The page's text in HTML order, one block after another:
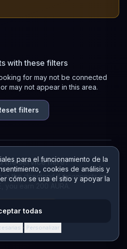
para el funcionamiento de la
cookies de análisis y
cómo se usa el sitio y apoyar la
todas
· Personalizar
with these filters
for may not be connected
or may not appear in this area.
filters
the service here?
in the directory! If it connects on
you earn 200 AURA.
a service